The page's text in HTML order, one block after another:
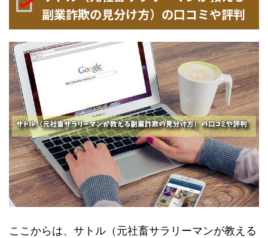
副業詐欺の見分け方）の口コミや評判
ここからは、サトル（元社畜サラリーマンが教える